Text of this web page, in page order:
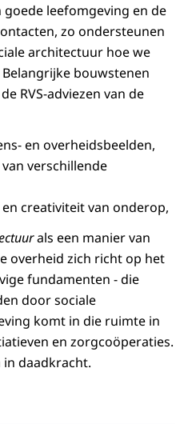
leefomgeving en de
zo ondersteunen
architectuur hoe we
bouwstenen
RVS-adviezen van de
en overheidsbeelden,
verschillende
creativiteit van onderop,
als een manier van
overheid zich richt op het
fundamenten - die
door sociale
komt in die ruimte in
en zorgcoöperaties.
daadkracht.